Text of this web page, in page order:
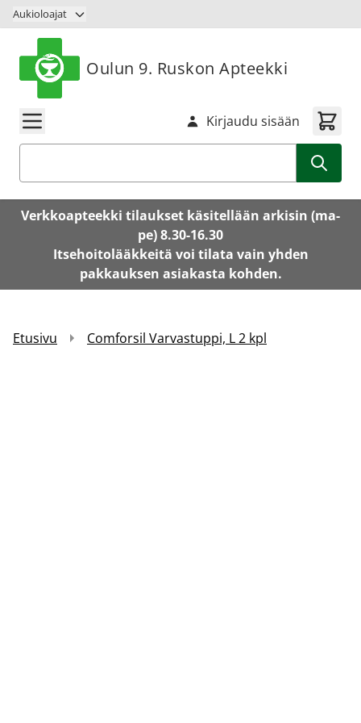
Siirry sisältöön
Aukioloajat
Oulun 9. Ruskon Apteekki
Kirjaudu sisään
Verkkoapteekki tilaukset käsitellään arkisin (ma-
pe) 8.30-16.30
Itsehoitolääkkeitä voi tilata vain yhden
pakkauksen asiakasta kohden.
Etusivu Comforsil Varvastuppi, L 2 kpl